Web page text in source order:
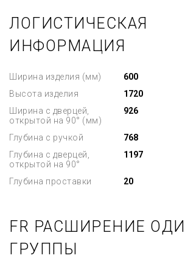
ЛОГИСТИЧЕСКАЯ
ИНФОРМАЦИЯ
Ширина изделия (мм)
600
Высота изделия
1720
Ширина с дверцей,
открытой на 90° (мм)
926
Глубина с ручкой
768
Глубина с дверцей,
открытой на 90°
1197
Глубина проставки 20
FR РАСШИРЕНИЕ
ГРУППЫ